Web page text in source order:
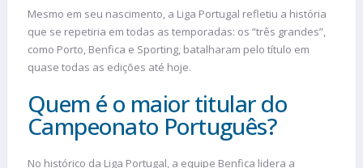
Mesmo em seu nascimento, a Liga Portugal refletiu a história
que se repetiria em todas as temporadas: os “três grandes”,
como Porto, Benfica e Sporting, batalharam pelo título em
quase todas as edições até hoje.
Quem é o maior titular do
Campeonato Português?
No histórico da Liga Portugal, a equipe Benfica lidera a